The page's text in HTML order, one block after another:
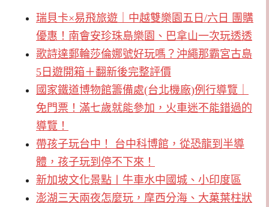
瑞貝卡×易飛旅遊｜中越雙樂園五日/六日 團購
優惠！南會安珍珠島樂園、巴拿山一次玩透透
歌詩達郵輪莎倫娜號好玩嗎？沖繩那霸宮古島
5日遊開箱＋翻新後完整評價
國家鐵道博物館籌備處(台北機廠)例行導覽｜
免門票！滿七歲就能參加，火車迷不能錯過的
導覽！
帶孩子玩台中！ 台中科博館，從恐龍到半導
體，孩子玩到停不下來！
新加坡文化景點〡牛車水中國城、小印度區
澎湖三天兩夜怎麼玩，摩西分海、大菓葉柱狀